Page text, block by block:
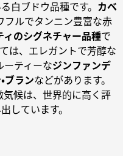
白ブドウ品種です。 カベ
フルでタンニン豊富な赤
ィのシグネチャー品種で
は、エレガントで芳醇な
ーティーなジンファンデ
ブランなどがあります。
気候は、世界的に高く評
しています。